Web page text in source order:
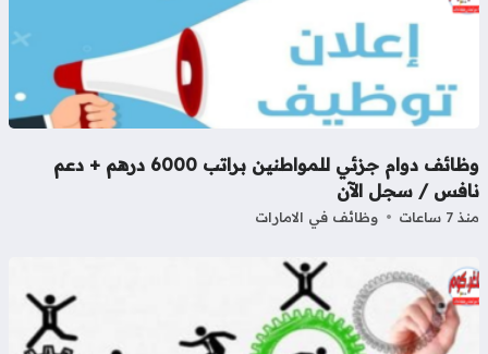
وظائف دوام جزئي للمواطنين براتب 6000 درهم + دعم
/ سجل الآن
ساعات وظائف في الامارات